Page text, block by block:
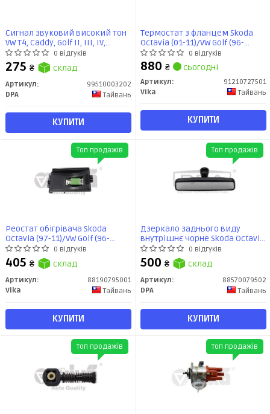
Сигнал звуковий високий тон
VW T4, Caddy, Golf II, III, IV,
Passat B3, B4/Audi A3
(99510003202) DPA
0 відгуків
275 ₴ склад
Артикул:
99510003202
DPA
Тайвань
КУПИТИ
Термостат з фланцем Skoda
Octavia (01-11)/VW Golf (96-
03)/Audi A3 (97-03) (91210727501)
VIKA
0 відгуків
880 ₴ сьогодні
Артикул:
91210727501
Vika
Тайвань
КУПИТИ
Реостат обігрівача Skoda
Octavia (97-11)/VW Golf (96-
03),Polo (00-02)/Audi A3 (97-
03),TT (99-06) (88190795001)
VIKA
0 відгуків
405 ₴ склад
Артикул:
88190795001
Vika
Тайвань
КУПИТИ
Топ продажів
Дзеркало заднього виду
внутрішнє чорне Skoda Octavia
(97-11)/VW Golf (98-09), Passat
(97-00), Touareg (06-10), T5 (03-
10) (88570079502) DPA
0 відгуків
500 ₴ склад
Артикул:
88570079502
DPA
Тайвань
КУПИТИ
Топ продажів
Топ продажів Топ продажів